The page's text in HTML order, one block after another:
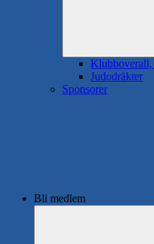
Klubboverall,
Judodräkter
Sponsorer
Bli medlem